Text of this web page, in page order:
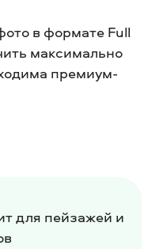
в формате Full
максимально
премиум-
для пейзажей и